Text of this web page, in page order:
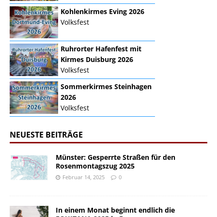
Kohlenkirmes Eving 2026
Volksfest
Ruhrorter Hafenfest mit
Kirmes Duisburg 2026
Volksfest
Sommerkirmes Steinhagen
2026
Volksfest
NEUESTE BEITRÄGE
Münster: Gesperrte Straßen für den
Rosenmontagszug 2025
Februar 14, 2025 0
In einem Monat beginnt endlich die